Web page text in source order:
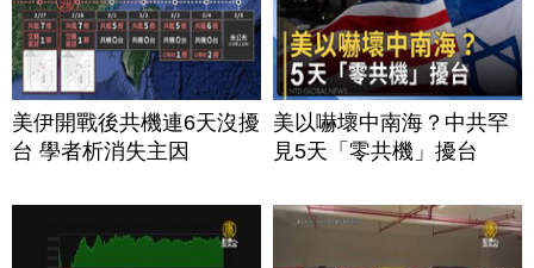
美伊開戰後共機連6天沒擾
台 學者析消失主因
美以嚇壞中南海？中共罕
見5天「零共機」擾台